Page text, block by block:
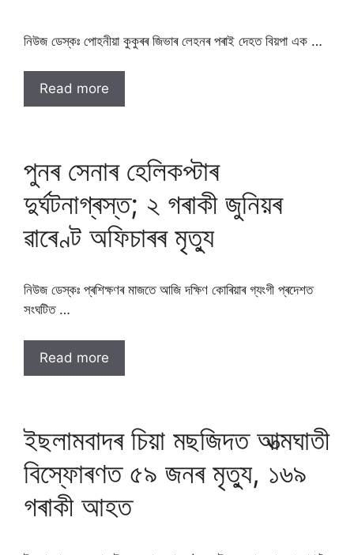
নিউজ ডেস্কঃ পোহনীয়া কুকুৰৰ জিভাৰ লেহনৰ পৰাই দেহত বিয়পা এক …
Read more
পুনৰ সেনাৰ হেলিকপ্টাৰ
দুৰ্ঘটনাগ্ৰস্ত; ২ গৰাকী জুনিয়ৰ
ৱাৰেণ্ট অফিচাৰৰ মৃত্যু
নিউজ ডেস্কঃ প্ৰশিক্ষণৰ মাজতে আজি দক্ষিণ কোৰিয়াৰ গ্যংগী প্ৰদেশত
সংঘটিত …
Read more
ইছলামবাদৰ চিয়া মছজিদত আত্মঘাতী
বিস্ফোৰণত ৫৯ জনৰ মৃত্যু, ১৬৯
গৰাকী আহত